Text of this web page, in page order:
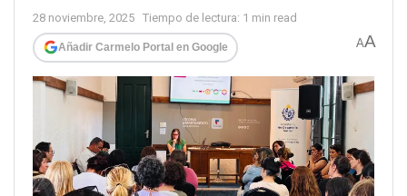
28 noviembre, 2025 Tiempo de lectura: 1 min read
Añadir Carmelo Portal en Google AA